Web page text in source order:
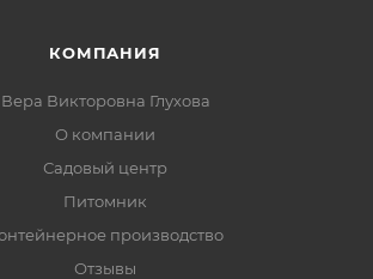
КОМПАНИЯ
Вера Викторовна Глухова
О компании
Садовый центр
Питомник
производство
Отзывы